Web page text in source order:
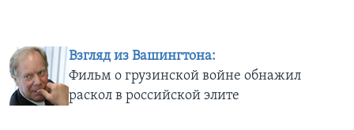
Взгляд из Вашингтона:
Фильм о грузинской войне обнажил
раскол в российской элите